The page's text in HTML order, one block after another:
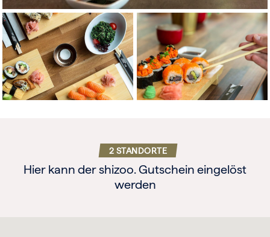
2 STANDORTE
Hier kann der shizoo. Gutschein eingelöst
werden